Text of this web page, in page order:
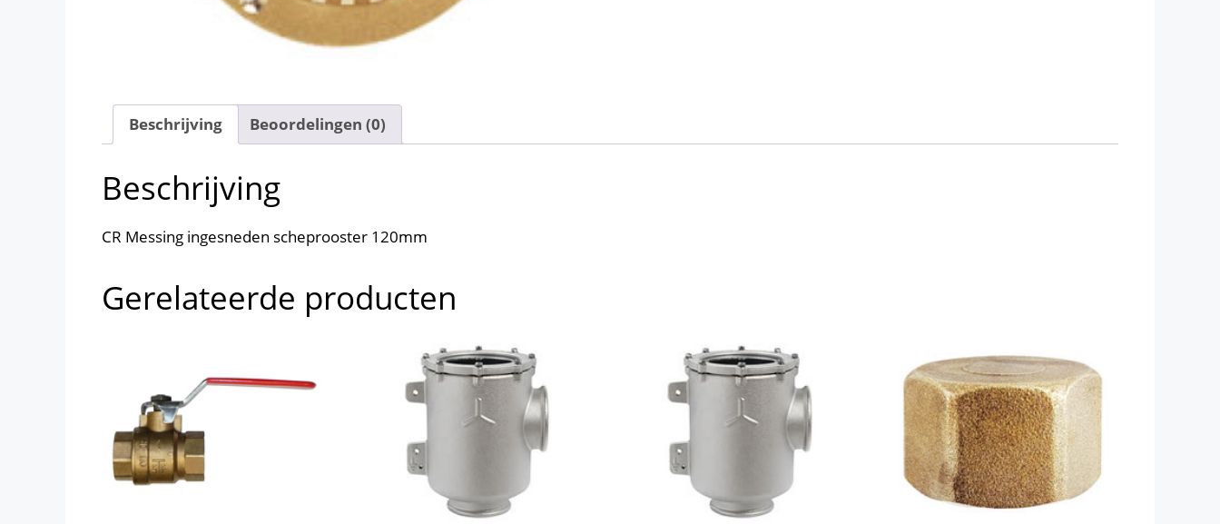
Beschrijving Beoordelingen (0)
Beschrijving
CR Messing ingesneden scheprooster 120mm
Gerelateerde producten